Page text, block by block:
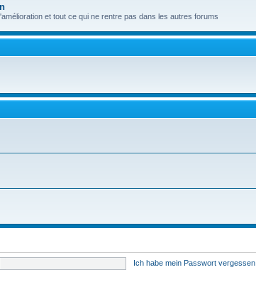
et tout ce qui ne rentre pas dans les autres forums
Ich habe mein Passwort vergessen